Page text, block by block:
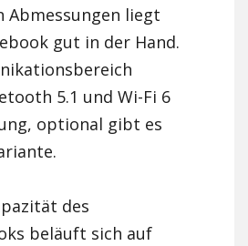
Abmessungen liegt
gut in der Hand.
5.1 und Wi-Fi 6
optional gibt es
des
beläuft sich auf